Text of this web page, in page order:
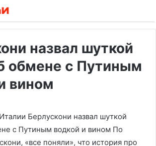
назвал шуткой
обмене с Путиным
вином
Берлускони назвал шуткой
с Путиным водкой и вином По
«все поняли», что история про